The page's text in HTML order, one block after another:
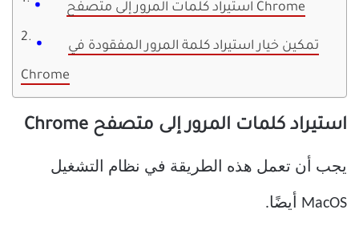
استيراد كلمات المرور إلى متصفح Chrome
تمكين خيار استيراد كلمة المرور المفقودة في
Chrome
استيراد كلمات المرور إلى متصفح Chrome
يجب أن تعمل هذه الطريقة في نظام التشغيل
MacOS أيضًا.